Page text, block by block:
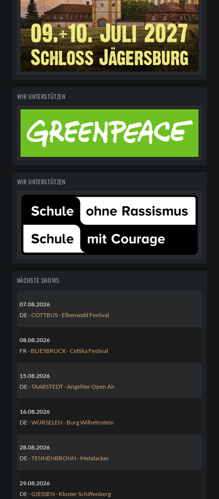
WIR UNTERSTÜTZEN
WIR UNTERSTÜTZEN
NÄCHSTE SHOWS
07.08.2026
DE -COTTBUS - Elbenwald Festival
08.08.2026
FR - BLIESBRUCK - Celtika Festival
15.08.2026
DE -TAARSTEDT - Angeliter Open Air
16.08.2026
DE -WÜRSELEN - Burg Wilhelmstein
28.08.2026
DE -TENNENBRONN - Metalacker
29.08.2026
DE -GIESSEN - Kloster Schiffenberg